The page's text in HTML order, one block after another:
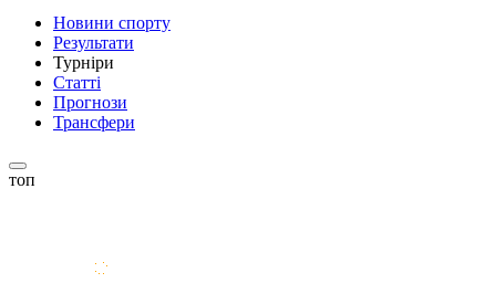
Новини спорту
Результати
Турніри
Статті
Прогнози
Трансфери
топ